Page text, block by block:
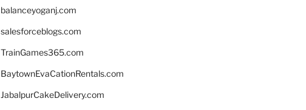
balanceyoganj.com
salesforceblogs.com
TrainGames365.com
BaytownEvaCationRentals.com
JabalpurCakeDelivery.com